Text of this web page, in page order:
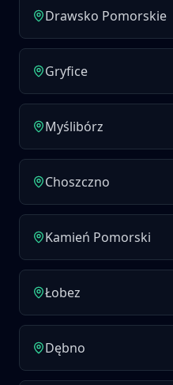
Drawsko Pomorskie
Gryfice
Myślibórz
Choszczno
Kamień Pomorski
Łobez
Dębno